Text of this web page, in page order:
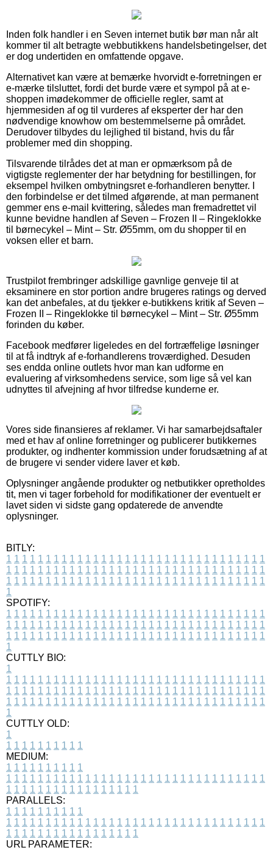
Inden folk handler i en Seven internet butik bør man når alt
kommer til alt betragte webbutikkens handelsbetingelser, det
er dog undertiden en omfattende opgave.
Alternativet kan være at bemærke hvorvidt e-forretningen er
e-mærke tilsluttet, fordi det burde være et sympol på at e-
shoppen imødekommer de officielle regler, samt at
hjemmesiden af og til vurderes af eksperter der har den
nødvendige knowhow om bestemmelserne på området.
Derudover tilbydes du lejlighed til bistand, hvis du får
problemer med din shopping.
Tilsvarende tilrådes det at man er opmærksom på de
vigtigste reglementer der har betydning for bestillingen, for
eksempel hvilken ombytningsret e-forhandleren benytter. I
den forbindelse er det tilmed afgørende, at man permanent
gemmer ens e-mail kvittering, således man fremadrettet vil
kunne bevidne handlen af Seven – Frozen II – Ringeklokke
til børnecykel – Mint – Str. Ø55mm, om du shopper til en
voksen eller et barn.
Trustpilot frembringer adskillige gavnlige genveje til at
eksaminere en stor portion andre brugeres ratings og derved
kan det anbefales, at du tjekker e-butikkens kritik af Seven –
Frozen II – Ringeklokke til børnecykel – Mint – Str. Ø55mm
forinden du køber.
Facebook medfører ligeledes en del fortræffelige løsninger
til at få indtryk af e-forhandlerens troværdighed. Desuden
ses endda online outlets hvor man kan udforme en
evaluering af virksomhedens service, som lige så vel kan
udnyttes til afvejning af hvor tilfredse kunderne er.
Vores side finansieres af reklamer. Vi har samarbejdsaftaler
med et hav af online forretninger og publicerer butikkernes
produkter, og indhenter kommission under forudsætning af at
de brugere vi sender videre laver et køb.
Oplysninger angående produkter og netbutikker opretholdes
tit, men vi tager forbehold for modifikationer der eventuelt er
lavet siden vi sidste gang opdaterede de anvendte
oplysninger.
BITLY:
1 1 1 1 1 1 1 1 1 1 1 1 1 1 1 1 1 1 1 1 1 1 1 1 1 1 1 1 1 1 1 1 1
1 1 1 1 1 1 1 1 1 1 1 1 1 1 1 1 1 1 1 1 1 1 1 1 1 1 1 1 1 1 1 1 1
1 1 1 1 1 1 1 1 1 1 1 1 1 1 1 1 1 1 1 1 1 1 1 1 1 1 1 1 1 1 1 1 1
1
SPOTIFY:
1 1 1 1 1 1 1 1 1 1 1 1 1 1 1 1 1 1 1 1 1 1 1 1 1 1 1 1 1 1 1 1 1
1 1 1 1 1 1 1 1 1 1 1 1 1 1 1 1 1 1 1 1 1 1 1 1 1 1 1 1 1 1 1 1 1
1 1 1 1 1 1 1 1 1 1 1 1 1 1 1 1 1 1 1 1 1 1 1 1 1 1 1 1 1 1 1 1 1
1
CUTTLY BIO:
1
1 1 1 1 1 1 1 1 1 1 1 1 1 1 1 1 1 1 1 1 1 1 1 1 1 1 1 1 1 1 1 1 1
1 1 1 1 1 1 1 1 1 1 1 1 1 1 1 1 1 1 1 1 1 1 1 1 1 1 1 1 1 1 1 1 1
1 1 1 1 1 1 1 1 1 1 1 1 1 1 1 1 1 1 1 1 1 1 1 1 1 1 1 1 1 1 1 1 1
1
CUTTLY OLD:
1
1 1 1 1 1 1 1 1 1 1
MEDIUM:
1 1 1 1 1 1 1 1 1 1
1 1 1 1 1 1 1 1 1 1 1 1 1 1 1 1 1 1 1 1 1 1 1 1 1 1 1 1 1 1 1 1 1
1 1 1 1 1 1 1 1 1 1 1 1 1 1 1 1 1
PARALLELS:
1 1 1 1 1 1 1 1 1 1
1 1 1 1 1 1 1 1 1 1 1 1 1 1 1 1 1 1 1 1 1 1 1 1 1 1 1 1 1 1 1 1 1
1 1 1 1 1 1 1 1 1 1 1 1 1 1 1 1 1
URL PARAMETER: